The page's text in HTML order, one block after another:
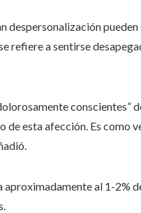
despersonalización
refiere a sentirse
conscientes”
esta afección. Es como
aproximadamente al 1-2%